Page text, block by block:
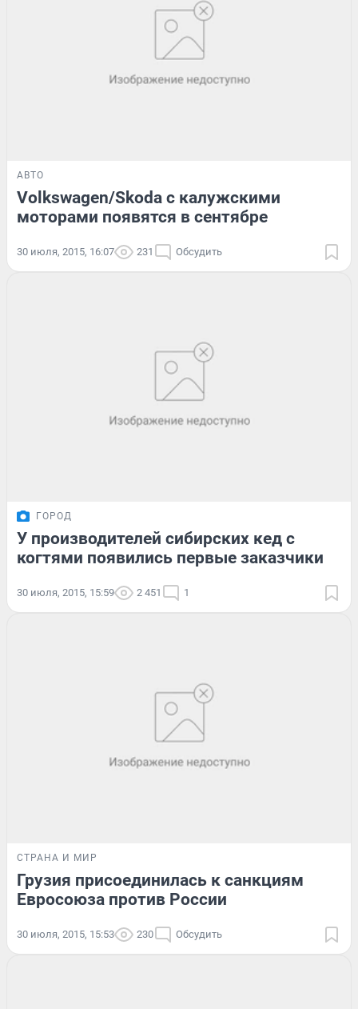
АВТО
Volkswagen/Skoda с калужскими
моторами появятся в сентябре
30 июля, 2015, 16:07 231 Обсудить
ГОРОД
У производителей сибирских кед с
когтями появились первые заказчики
30 июля, 2015, 15:59 2 451 1
СТРАНА И МИР
Грузия присоединилась к санкциям
Евросоюза против России
30 июля, 2015, 15:53 230 Обсудить